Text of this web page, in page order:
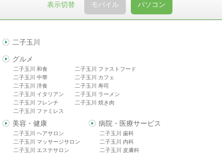
表示切替 モバイル パソコン
二子玉川
グルメ
二子玉川 和食
二子玉川 中華
二子玉川 洋食
二子玉川 イタリアン
二子玉川 フレンチ
二子玉川 ファミレス
二子玉川 ファストフード
二子玉川 カフェ
二子玉川 寿司
二子玉川 ラーメン
二子玉川 焼き肉
美容・健康
二子玉川 ヘアサロン
二子玉川 マッサージサロン
二子玉川 エステサロン
病院・医療サービス
二子玉川 歯科
二子玉川 内科
二子玉川 皮膚科